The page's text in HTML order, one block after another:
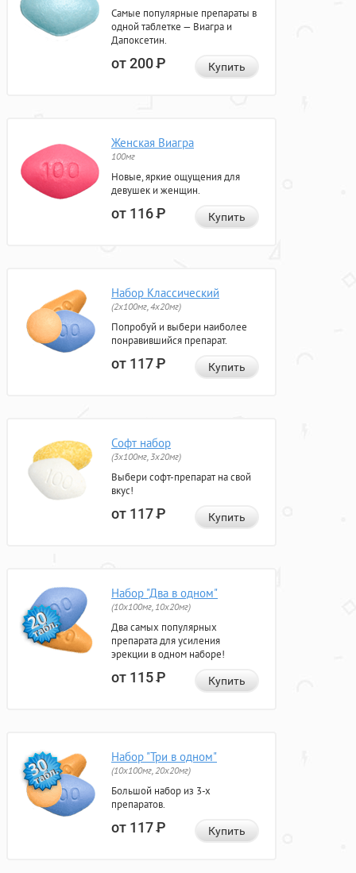
Самые популярные препараты в
одной таблетке — Виагра и
Дапоксетин.
от 200Р Купить
Женская Виагра
100мг
Новые, яркие ощущения для
девушек и женщин.
от 116Р Купить
Набор Классический
(2x100мг, 4x20мг)
Попробуй и выбери наиболее
понравившийся препарат.
от 117Р Купить
Софт набор
(3x100мг, 3x20мг)
Выбери софт-препарат на свой
вкус!
от 117Р Купить
Набор "Два в одном"
(10x100мг, 10x20мг)
Два самых популярных
препарата для усиления
эрекции в одном наборе!
от 115Р Купить
Набор "Три в одном"
(10x100мг, 20x20мг)
Большой набор из 3-х
препаратов.
от 117Р Купить